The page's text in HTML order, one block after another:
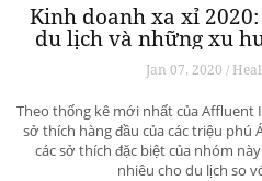
Kinh doanh xa xỉ
du lịch và những xu
ngành du
Jan 07, 2020 /
Theo thống kê mới nhất của
sở thích hàng đầu của các triệu phú
các sở thích đặc biệt của nhóm
nhiêu cho du lịch so